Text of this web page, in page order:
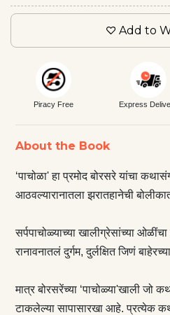
Add to
Piracy Free Express
About the Book
‘पाचोळा' हा प्रमोद बोरसरे यांचा
आठवल्यारानातला झरातहानेची
सर्पपाचोळ्याच्या खालीग्रेसांच्या
रानावनातलं दुर्गम, दुर्लक्षित जिणं
मात्र बोरसरेंच्या ‘पाचोळ्या'खाली
टाकलेल्या सापासारखा आहे. प्रत्येक